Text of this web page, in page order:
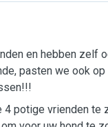
en hebben zelf
pasten we ook
potige vrienden te